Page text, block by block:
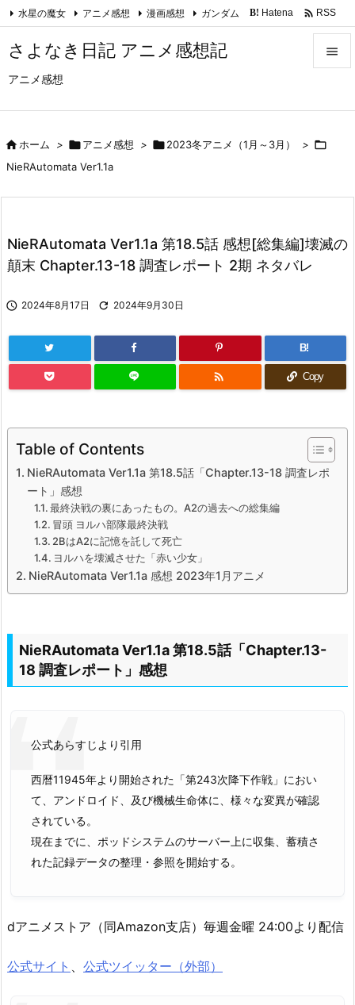
さよなき日記 アニメ感想記
アニメ感想

サイド

水星の魔女 アニメ感想 漫画感想 ガンダム B! Hatena  RSS
ホーム > アニメ感想 > 2023冬アニメ（1月～3月） > 
NieRAutomata Ver1.1a
NieRAutomata Ver1.1a 第18.5話 感想[総集編]壊滅の
顛末 Chapter.13-18 調査レポート 2期 ネタバレ
 2024年8月17日  2024年9月30日
B!
 Copy
Table of Contents
NieRAutomata Ver1.1a 第18.5話「Chapter.13-18 調査レポ
ート」感想
最終決戦の裏にあったもの。A2の過去への総集編
冒頭 ヨルハ部隊最終決戦
2BはA2に記憶を託して死亡
ヨルハを壊滅させた「赤い少女」
NieRAutomata Ver1.1a 感想 2023年1月アニメ
NieRAutomata Ver1.1a 第18.5話「Chapter.13-
18 調査レポート」感想
公式あらすじより引用
西暦11945年より開始された「第243次降下作戦」におい
て、アンドロイド、及び機械生命体に、様々な変異が確認
されている。
現在までに、ポッドシステムのサーバー上に収集、蓄積さ
れた記録データの整理・参照を開始する。
dアニメストア（同Amazon支店）毎週金曜 24:00より配信
公式サイト 、 公式ツイッター（外部）